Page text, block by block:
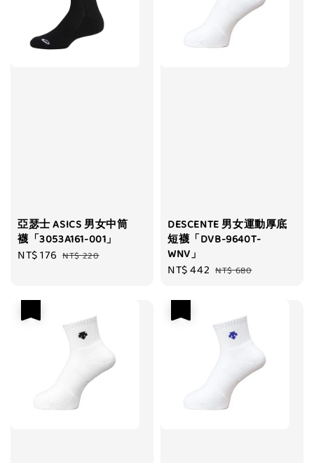
亞瑟士 ASICS 男女中筒
襪「3053A161-001」
Sale
NT$ 176 Regular
NT$ 220
DESCENTE 男女運動厚底
短襪「DVB-9640T-
WNV」
Sale
NT$ 442 Regular
NT$ 680